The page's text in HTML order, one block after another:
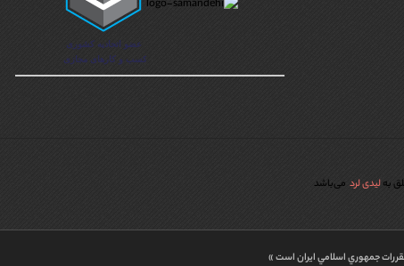
بهلیدی لرد می‌باشد
جمهوري اسلامي ايران است »